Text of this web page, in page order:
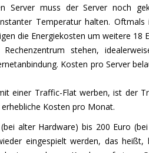
Server muss der Server noch
Temperatur halten.
die Energiekosten um weitere 18
stehen,
Kosten pro Server
einer Traffic-Flat werben, ist der
Kosten pro Monat.
alter Hardware) bis 200 Euro
eingespielt werden, das heißt,